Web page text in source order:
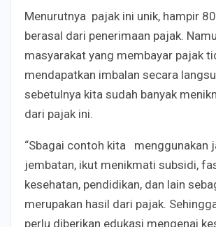
Menurutnya pajak ini unik, hampir
berasal dari penerimaan pajak.
masyarakat yang membayar pajak
mendapatkan imbalan secara
sebetulnya kita sudah banyak
dari pajak ini.
“Sbagai contoh kita menggunakan
jembatan, ikut menikmati subsidi,
kesehatan, pendidikan, dan lain
merupakan hasil dari pajak.
perlu diberikan edukasi mengenai